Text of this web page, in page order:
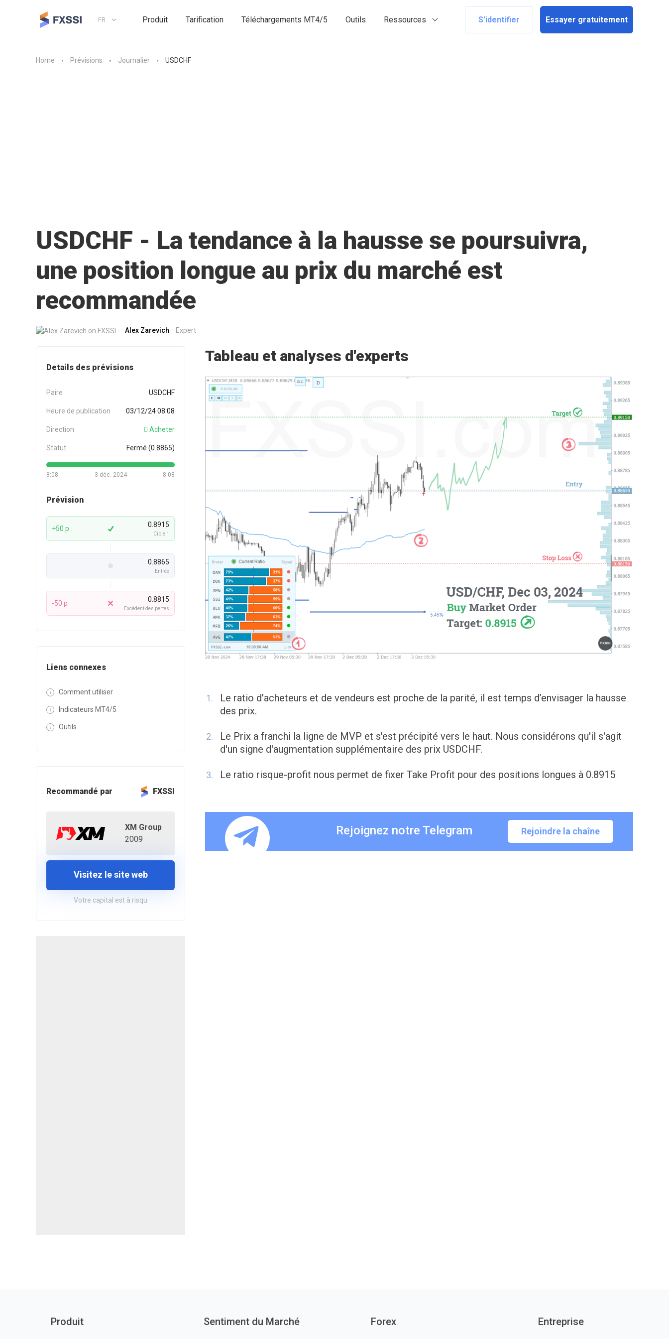
FR Produit Tarification Téléchargements MT4/5 Outils Ressources S'identifier Essayer gratuitement
Home Prévisions Journalier USDCHF
USDCHF - La tendance à la hausse se poursuivra,
une position longue au prix du marché est
recommandée
Alex Zarevich Expert
Details des prévisions
Paire USDCHF
Heure de publication 03/12/24 08:08
Direction Acheter
Statut Fermé (0.8865)
8:08 8:08
3 déc. 2024
Prévision
+50 p 0.8915
Cible 1
0.8865
Entrée
-50 p 0.8815
Excédent des pertes
Liens connexes
Comment utiliser
Indicateurs MT4/5
Outils
Recommandé par FXSSI
XM Group
2009
Visitez le site web
Votre capital est à risqu
Tableau et analyses d'experts
Le ratio d'acheteurs et de vendeurs est proche de la parité, il est temps d’envisager la hausse
des prix.
Le Prix a franchi la ligne de MVP et s'est précipité vers le haut. Nous considérons qu'il s'agit
d'un signe d'augmentation supplémentaire des prix USDCHF.
Le ratio risque-profit nous permet de fixer Take Profit pour des positions longues à 0.8915
Rejoignez notre Telegram Rejoindre la chaîne
Produit Sentiment du Marché Forex Entreprise